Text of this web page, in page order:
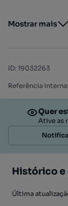
Mostrar mais
ID:19032263
Referência
Quer
Ative as
Histórico
Última